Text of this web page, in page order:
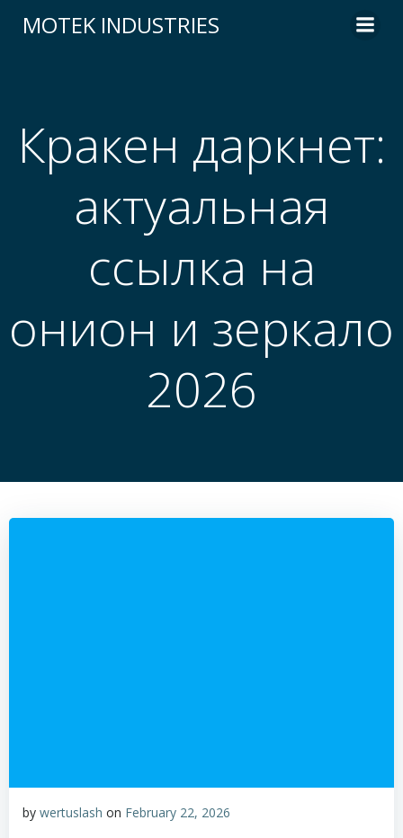
to
MOTEK INDUSTRIES
Кракен даркнет:
актуальная
ссылка на
онион и зеркало
2026
by wertuslash on February 22, 2026